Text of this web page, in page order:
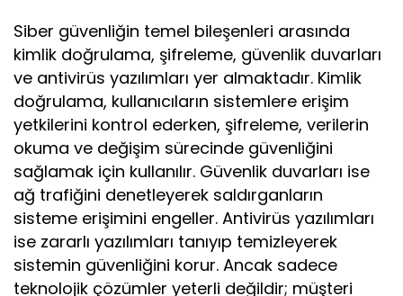
Siber güvenliğin temel bileşenleri arasında
kimlik doğrulama, şifreleme, güvenlik duvarları
ve antivirüs yazılımları yer almaktadır. Kimlik
doğrulama, kullanıcıların sistemlere erişim
yetkilerini kontrol ederken, şifreleme, verilerin
okuma ve değişim sürecinde güvenliğini
sağlamak için kullanılır. Güvenlik duvarları ise
ağ trafiğini denetleyerek saldırganların
sisteme erişimini engeller. Antivirüs yazılımları
ise zararlı yazılımları tanıyıp temizleyerek
sistemin güvenliğini korur. Ancak sadece
teknolojik çözümler yeterli değildir; müşteri